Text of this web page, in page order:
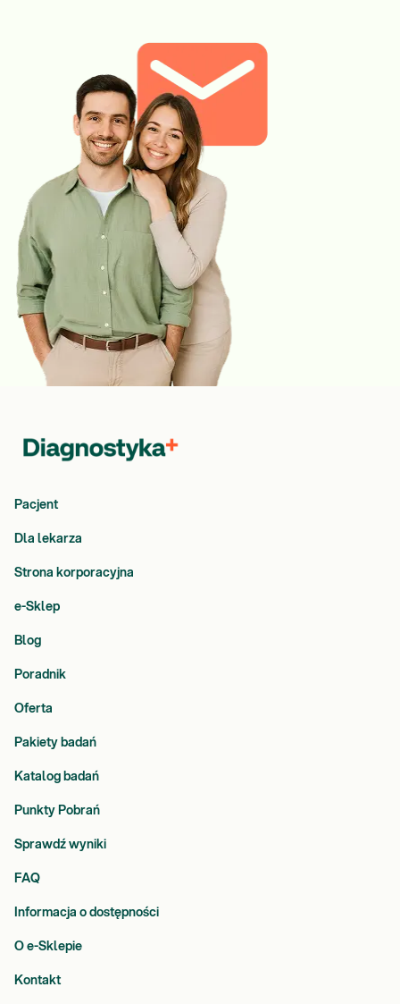
Pacjent
Dla lekarza
Strona korporacyjna
e-Sklep
Blog
Poradnik
Oferta
Pakiety badań
Katalog badań
Punkty Pobrań
Sprawdź wyniki
FAQ
Informacja o dostępności
O e-Sklepie
Kontakt